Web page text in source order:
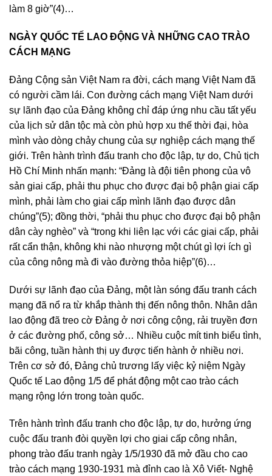
làm 8 giờ”(4)…
NGÀY QUỐC TẾ LAO ĐỘNG VÀ NHỮNG CAO TRÀO
CÁCH MẠNG
Đảng Cộng sản Việt Nam ra đời, cách mạng Việt Nam đã
có người cầm lái. Con đường cách mạng Việt Nam dưới
sự lãnh đạo của Đảng không chỉ đáp ứng nhu cầu tất yếu
của lịch sử dân tộc mà còn phù hợp xu thế thời đại, hòa
mình vào dòng chảy chung của sự nghiệp cách mạng thế
giới. Trên hành trình đấu tranh cho độc lập, tự do, Chủ tịch
Hồ Chí Minh nhấn mạnh: “Đảng là đội tiên phong của vô
sản giai cấp, phải thu phục cho được đại bộ phận giai cấp
mình, phải làm cho giai cấp mình lãnh đạo được dân
chúng”(5); đồng thời, “phải thu phục cho được đại bộ phận
dân cày nghèo” và “trong khi liên lạc với các giai cấp, phải
rất cẩn thận, không khi nào nhượng một chút gì lợi ích gì
của công nông mà đi vào đường thỏa hiệp”(6)…
Dưới sự lãnh đạo của Đảng, một làn sóng đấu tranh cách
mạng đã nổ ra từ khắp thành thị đến nông thôn. Nhân dân
lao động đã treo cờ Đảng ở nơi công cộng, rải truyền đơn
ở các đường phố, công sở… Nhiều cuộc mít tinh biểu tình,
bãi công, tuần hành thị uy được tiến hành ở nhiều nơi.
Trên cơ sở đó, Đảng chủ trương lấy việc kỷ niệm Ngày
Quốc tế Lao động 1/5 để phát động một cao trào cách
mạng rộng lớn trong toàn quốc.
Trên hành trình đấu tranh cho độc lập, tự do, hưởng ứng
cuộc đấu tranh đòi quyền lợi cho giai cấp công nhân,
phong trào đấu tranh ngày 1/5/1930 đã mở đầu cho cao
trào cách mạng 1930-1931 mà đỉnh cao là Xô Viết- Nghệ